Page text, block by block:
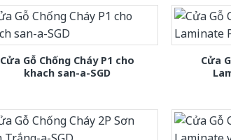
Cửa Gỗ Chống Cháy P1 cho
khach san-a-SGD
Cửa